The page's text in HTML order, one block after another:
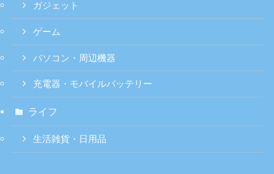
ガジェット
ゲーム
パソコン・周辺機器
充電器・モバイルバッテリー
ライフ
生活雑貨・日用品